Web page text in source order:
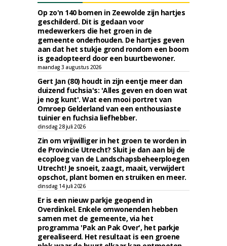
Op zo'n 140 bomen in Zeewolde zijn hartjes
geschilderd. Dit is gedaan voor
medewerkers die het groen in de
gemeente onderhouden. De hartjes geven
aan dat het stukje grond rondom een boom
is geadopteerd door een buurtbewoner.
maandag 3 augustus 2026
Gert Jan (80) houdt in zijn eentje meer dan
duizend fuchsia's: 'Alles geven en doen wat
je nog kunt'. Wat een mooi portret van
Omroep Gelderland van een enthousiaste
tuinier en fuchsia liefhebber.
dinsdag 28 juli 2026
Zin om vrijwilliger in het groen te worden in
de Provincie Utrecht? Sluit je dan aan bij de
ecoploeg van de Landschapsbeheerploegen
Utrecht! Je snoeit, zaagt, maait, verwijdert
opschot, plant bomen en struiken en meer.
dinsdag 14 juli 2026
Er is een nieuw parkje geopend in
Overdinkel. Enkele omwonenden hebben
samen met de gemeente, via het
programma 'Pak an Pak Over', het parkje
gerealiseerd. Het resultaat is een groene